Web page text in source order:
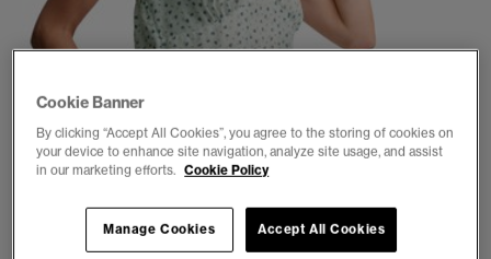
Cookie Banner
By clicking “Accept All Cookies”, you agree to the storing of cookies on
your device to enhance site navigation, analyze site usage, and assist
in our marketing efforts. Cookie Policy
Accept All Cookies
Manage Cookies